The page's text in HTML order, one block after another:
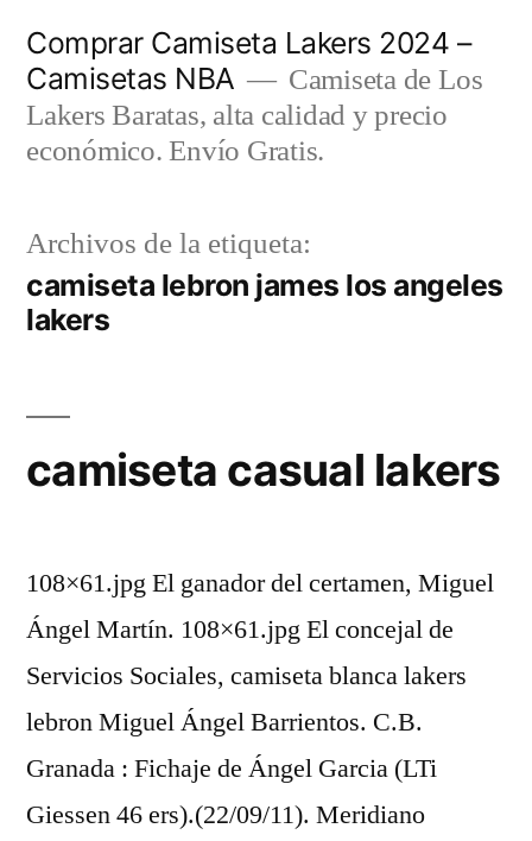
contenido
Comprar Camiseta Lakers 2024 –
Camisetas NBA
Camiseta de Los
Lakers Baratas, alta calidad y precio
económico. Envío Gratis.
Archivos de la etiqueta:
camiseta lebron james los angeles
lakers
camiseta casual lakers
108×61.jpg El ganador del certamen, Miguel
Ángel Martín. 108×61.jpg El concejal de
Servicios Sociales, camiseta blanca lakers
lebron Miguel Ángel Barrientos. C.B.
Granada : Fichaje de Ángel Garcia (LTi
Giessen 46 ers).(22/09/11). Meridiano